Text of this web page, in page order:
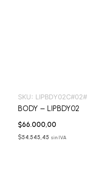
SKU: LIPBDY02C#02#
BODY – LIPBDY02
$66.000,00
$54.545,45 sin IVA